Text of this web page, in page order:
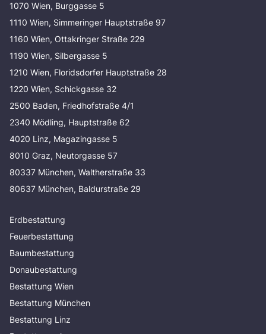
1070 Wien, Burggasse 5
1110 Wien, Simmeringer Hauptstraße 97
1160 Wien, Ottakringer Straße 229
1190 Wien, Silbergasse 5
1210 Wien, Floridsdorfer Hauptstraße 28
1220 Wien, Schickgasse 32
2500 Baden, Friedhofstraße 4/1
2340 Mödling, Hauptstraße 62
4020 Linz, Magazingasse 5
8010 Graz, Neutorgasse 57
80337 München, Waltherstraße 33
80637 München, Baldurstraße 29
Erdbestattung
Feuerbestattung
Baumbestattung
Donaubestattung
Bestattung Wien
Bestattung München
Bestattung Linz